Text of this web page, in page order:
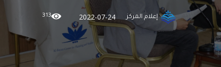
إعلام المركز 2022-07-24
313